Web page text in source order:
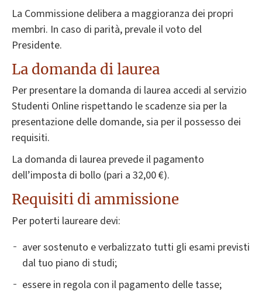
La Commissione delibera a maggioranza dei propri
membri. In caso di parità, prevale il voto del
Presidente.
La domanda di laurea
Per presentare la domanda di laurea accedi al servizio
Studenti Online rispettando le scadenze sia per la
presentazione delle domande, sia per il possesso dei
requisiti.
La domanda di laurea prevede il pagamento
dell’imposta di bollo (pari a 32,00 €).
Requisiti di ammissione
Per poterti laureare devi:
aver sostenuto e verbalizzato tutti gli esami previsti
dal tuo piano di studi;
essere in regola con il pagamento delle tasse;